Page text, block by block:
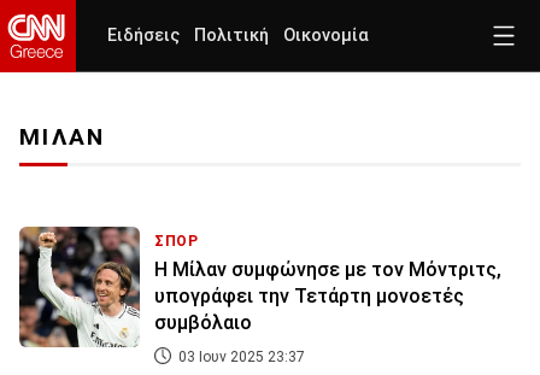
Ειδήσεις Πολιτική Οικονομία
ΜΙΛΑΝ
ΣΠΟΡ
Η Μίλαν συμφώνησε με τον Μόντριτς,
υπογράφει την Τετάρτη μονοετές
συμβόλαιο
03 Ιουν 2025 23:37